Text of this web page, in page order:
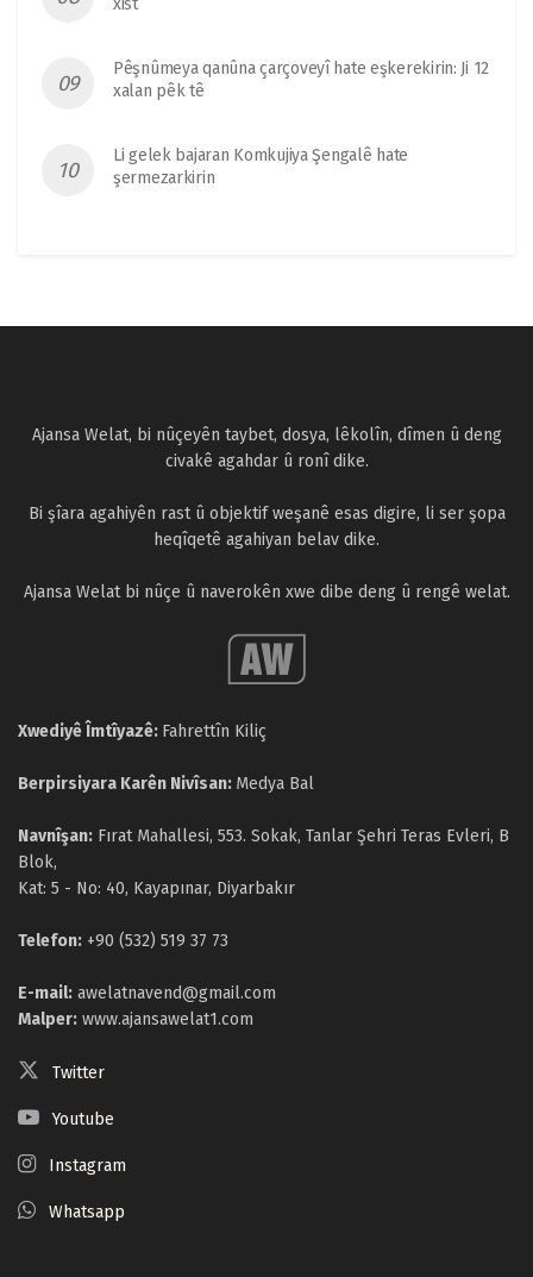
xist
Pêşnûmeya qanûna çarçoveyî hate eşkerekirin: Ji 12
xalan pêk tê
Li gelek bajaran Komkujiya Şengalê hate
şermezarkirin
Ajansa Welat, bi nûçeyên taybet, dosya, lêkolîn, dîmen û deng
civakê agahdar û ronî dike.
Bi şîara agahiyên rast û objektif weşanê esas digire, li ser şopa
heqîqetê agahiyan belav dike.
Ajansa Welat bi nûçe û naverokên xwe dibe deng û rengê welat.
Xwediyê Îmtîyazê: Fahrettîn Kiliç
Berpirsiyara Karên Nivîsan: Medya Bal
Navnîşan: Fırat Mahallesi, 553. Sokak, Tanlar Şehri Teras Evleri, B
Blok,
Kat: 5 - No: 40, Kayapınar, Diyarbakır
Telefon: +90 (532) 519 37 73
E-mail: awelatnavend@gmail.com
Malper: www.ajansawelat1.com
Twitter
Youtube
Instagram
Whatsapp